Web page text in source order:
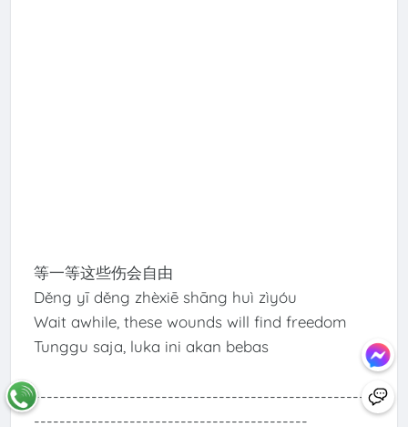
等一等这些伤会自由
Děng yī děng zhèxiē shāng huì zìyóu
Wait awhile, these wounds will find freedom
Tunggu saja, luka ini akan bebas
-----------------------------------------------------
-------------------------------------------